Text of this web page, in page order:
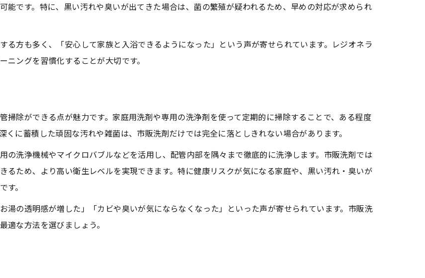
能です。特に、黒い汚れや臭いが出てきた場合は、菌の繁殖が疑われるため、早めの対応が求められ
る方も多く、「安心して家族と入浴できるようになった」という声が寄せられています。レジオネラ
ングを習慣化することが大切です。
掃除ができる点が魅力です。家庭用洗剤や専用の洗浄剤を使って定期的に掃除することで、ある程度
に蓄積した頑固な汚れや雑菌は、市販洗剤だけでは完全に落としきれない場合があります。
の洗浄機械やマイクロバブルなどを活用し、配管内部を隅々まで徹底的に洗浄します。市販洗剤では
るため、より高い衛生レベルを実現できます。特に健康リスクが気になる家庭や、黒い汚れ・臭いが
。
湯の透明感が増した」「カビや臭いが気にならなくなった」といった声が寄せられています。市販洗
な方法を選びましょう。